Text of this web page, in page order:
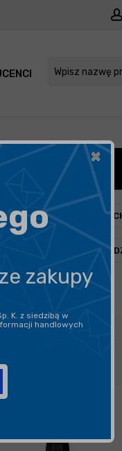
PROMOCJE
×
zakupy
K. z siedzibą w
handlowych